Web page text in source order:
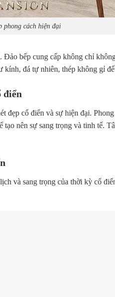
phong cách hiện đại
bếp cung cấp không chỉ
đá tự nhiên, thép không gỉ
điển
đẹp cổ điển và sự hiện đại.
nên sự sang trọng và tinh tế.
và sang trọng của thời kỳ cổ